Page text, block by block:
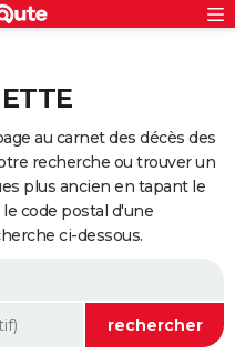
au carnet des décès des
recherche ou trouver un
plus ancien en tapant le
code postal d'une
ci-dessous.